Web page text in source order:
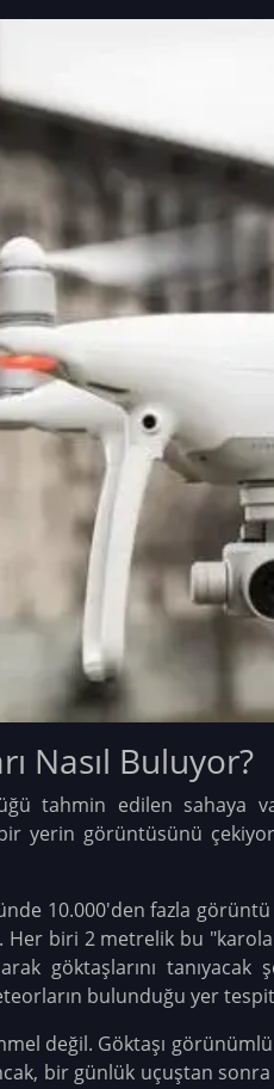
Nasıl Buluyor?
tahmin edilen sahaya
yerin görüntüsünü
10.000'den fazla
biri 2 metrelik bu
göktaşlarını
bulunduğu yer
değil. Göktaşı
bir günlük uçuştan